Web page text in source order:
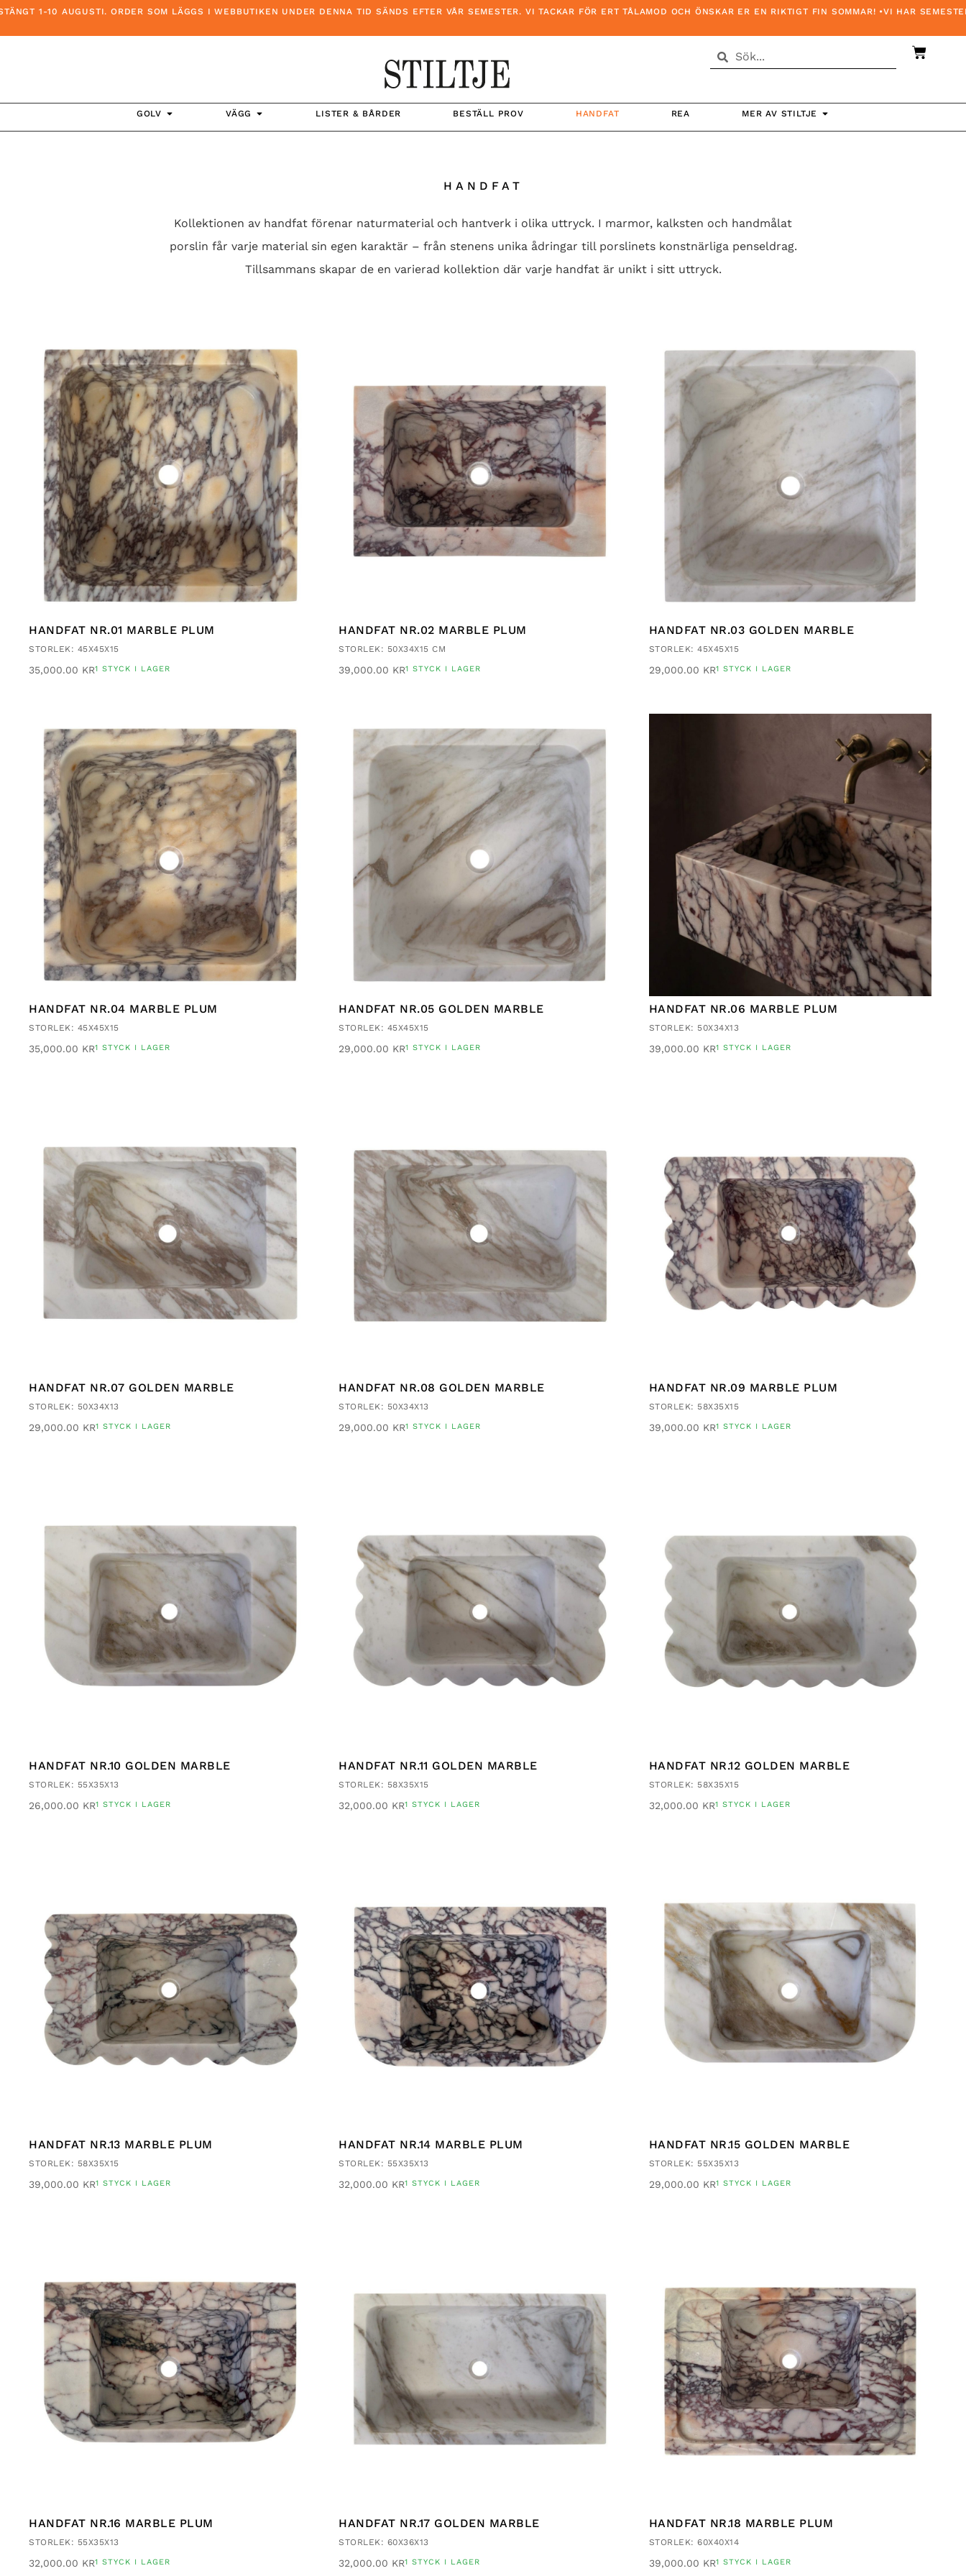
10 AUGUSTI. ORDER SOM LÄGGS I WEBBUTIKEN UNDER DENNA TID SÄNDS EFTER VÅR SEMESTER. VI TACKAR FÖR ERT TÅLAMOD OCH ÖNSKAR ER EN RIKTIGT FIN SOMMAR! •VI HAR
GOLV VÄGG LISTER & BÅRDER BESTÄLL PROV HANDFAT REA MER AV STILTJE
HANDFAT
Kollektionen av handfat förenar naturmaterial och hantverk i olika uttryck. I marmor, kalksten och handmålat
porslin får varje material sin egen karaktär – från stenens unika ådringar till porslinets konstnärliga penseldrag.
Tillsammans skapar de en varierad kollektion där varje handfat är unikt i sitt uttryck.
HANDFAT NR.01 MARBLE PLUM
STORLEK: 45X45X15
35,000.00 KR1 STYCK I LAGER
HANDFAT NR.02 MARBLE PLUM
STORLEK: 50X34X15 CM
39,000.00 KR1 STYCK I LAGER
HANDFAT NR.03 GOLDEN MARBLE
STORLEK: 45X45X15
29,000.00 KR1 STYCK I LAGER
HANDFAT NR.04 MARBLE PLUM
STORLEK: 45X45X15
35,000.00 KR1 STYCK I LAGER
HANDFAT NR.05 GOLDEN MARBLE
STORLEK: 45X45X15
29,000.00 KR1 STYCK I LAGER
HANDFAT NR.06 MARBLE PLUM
STORLEK: 50X34X13
39,000.00 KR1 STYCK I LAGER
HANDFAT NR.07 GOLDEN MARBLE
STORLEK: 50X34X13
29,000.00 KR1 STYCK I LAGER
HANDFAT NR.08 GOLDEN MARBLE
STORLEK: 50X34X13
29,000.00 KR1 STYCK I LAGER
HANDFAT NR.09 MARBLE PLUM
STORLEK: 58X35X15
39,000.00 KR1 STYCK I LAGER
HANDFAT NR.10 GOLDEN MARBLE
STORLEK: 55X35X13
26,000.00 KR1 STYCK I LAGER
HANDFAT NR.11 GOLDEN MARBLE
STORLEK: 58X35X15
32,000.00 KR1 STYCK I LAGER
HANDFAT NR.12 GOLDEN MARBLE
STORLEK: 58X35X15
32,000.00 KR1 STYCK I LAGER
HANDFAT NR.13 MARBLE PLUM
STORLEK: 58X35X15
39,000.00 KR1 STYCK I LAGER
HANDFAT NR.14 MARBLE PLUM
STORLEK: 55X35X13
32,000.00 KR1 STYCK I LAGER
HANDFAT NR.15 GOLDEN MARBLE
STORLEK: 55X35X13
29,000.00 KR1 STYCK I LAGER
HANDFAT NR.16 MARBLE PLUM
STORLEK: 55X35X13
32,000.00 KR1 STYCK I LAGER
HANDFAT NR.17 GOLDEN MARBLE
STORLEK: 60X36X13
32,000.00 KR1 STYCK I LAGER
HANDFAT NR.18 MARBLE PLUM
STORLEK: 60X40X14
39,000.00 KR1 STYCK I LAGER